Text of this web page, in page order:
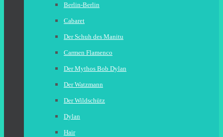
Berlin-Berlin
Cabaret
Der Schuh des Manitu
Carmen Flamenco
Der Mythos Bob Dylan
Der Watzmann
Der Wildschütz
Dylan
Hair